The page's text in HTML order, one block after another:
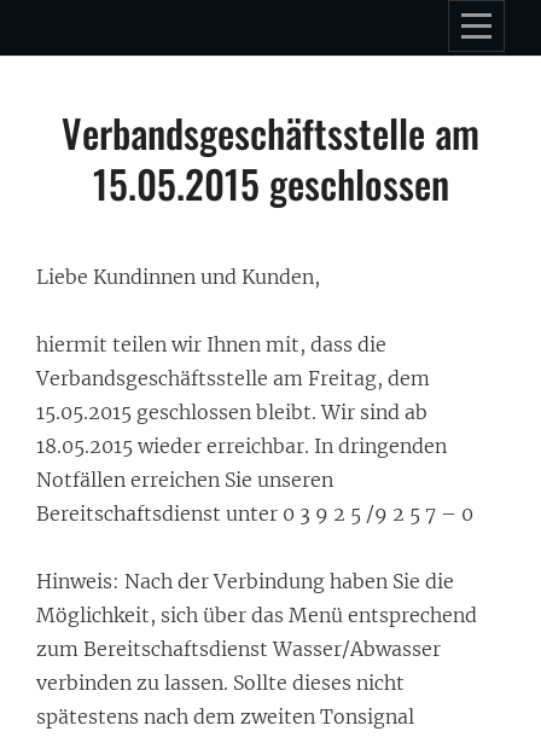
to
Verbandsgeschäftsstelle am
15.05.2015 geschlossen
Liebe Kundinnen und Kunden,
hiermit teilen wir Ihnen mit, dass die
Verbandsgeschäftsstelle am Freitag, dem
15.05.2015 geschlossen bleibt. Wir sind ab
18.05.2015 wieder erreichbar. In dringenden
Notfällen erreichen Sie unseren
Bereitschaftsdienst unter 0 3 9 2 5 /9 2 5 7 – 0
Hinweis: Nach der Verbindung haben Sie die
Möglichkeit, sich über das Menü entsprechend
zum Bereitschaftsdienst Wasser/Abwasser
verbinden zu lassen. Sollte dieses nicht
spätestens nach dem zweiten Tonsignal
Beitragsnavigation